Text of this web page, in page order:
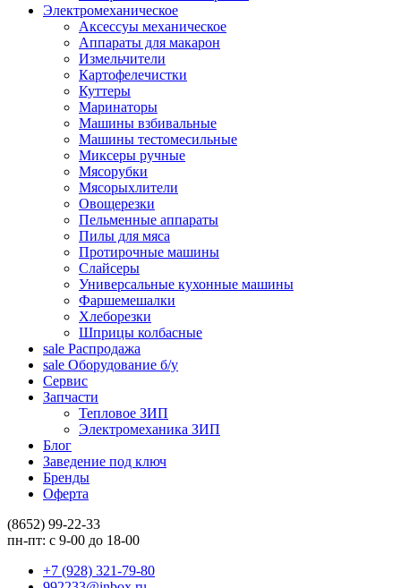
Электромеханическое
Аксессуы механическое
Аппараты для макарон
Измельчители
Картофелечистки
Куттеры
Маринаторы
Машины взбивальные
Машины тестомесильные
Миксеры ручные
Мясорубки
Мясорыхлители
Овощерезки
Пельменные аппараты
Пилы для мяса
Протирочные машины
Слайсеры
Универсальные кухонные машины
Фаршемешалки
Хлеборезки
Шприцы колбасные
sale Распродажа
sale Оборудование б/у
Сервис
Запчасти
Тепловое ЗИП
Электромеханика ЗИП
Блог
Заведение под ключ
Бренды
Оферта
(8652) 99-22-33
пн-пт: с 9-00 до 18-00
+7 (928) 321-79-80